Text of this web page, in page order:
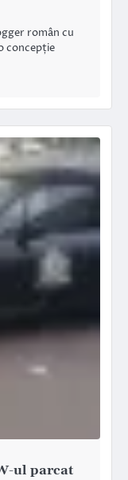
român cu
concepție
ul parcat